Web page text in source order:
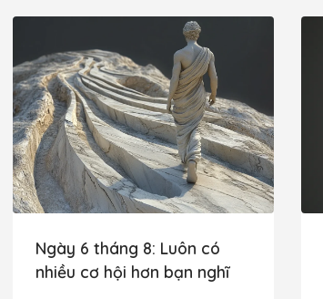
Ngày 6 tháng 8: Luôn có
nhiều cơ hội hơn bạn nghĩ